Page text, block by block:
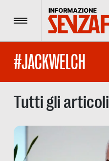
Menu
#JACKWELCH
Tutti gli articoli